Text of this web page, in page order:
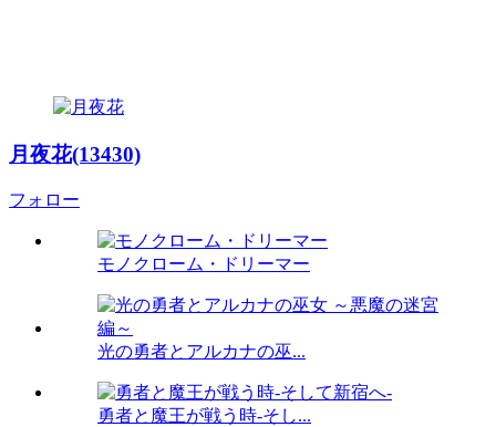
月夜花(13430)
フォロー
モノクローム・ドリーマー
光の勇者とアルカナの巫...
勇者と魔王が戦う時-そし...